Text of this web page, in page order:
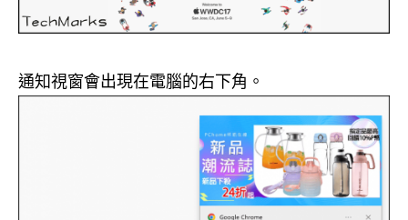
通知視窗會出現在電腦的右下角。